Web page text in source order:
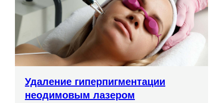
Удаление гиперпигментации
неодимовым лазером